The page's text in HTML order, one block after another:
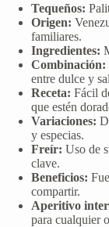
Tequeños:
Origen:
familiares.
Ingredientes:
Combinación:
entre dulce y
Receta: Fácil
que estén
Variaciones:
y especias.
Freír: Uso de
clave.
Beneficios:
compartir.
Aperitivo
para cualquier